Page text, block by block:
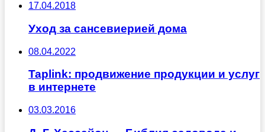
17.04.2018
Уход за сансевиерией дома
08.04.2022
Taplink: продвижение продукции и услуг
в интернете
03.03.2016